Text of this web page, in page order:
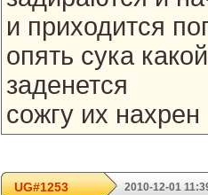
и приходится
опять сука
заденется
сожгу их
UG#1253 2010-12-01